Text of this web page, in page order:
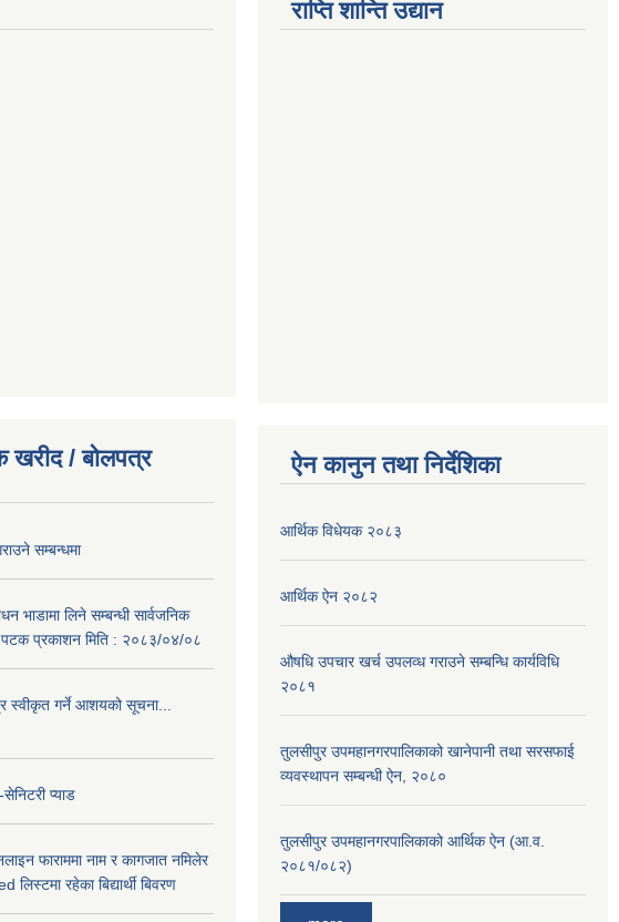
खरीद / बोलपत्र
सम्बन्धमा
भाडामा लिने सम्बन्धी सार्वजनिक
पटक प्रकाशन मिति : २०८३/०४/०८
स्वीकृत गर्ने आशयको सूचना...
प्याड
फाराममा नाम र कागजात नमिलेर
रहेका बिद्यार्थी बिवरण
राप्ति शान्ति उद्यान
ऐन कानुन तथा निर्देशिका
आर्थिक विधेयक २०८३
आर्थिक ऐन २०८२
औषधि उपचार खर्च उपलव्ध गराउने सम्बन्धि कार्यविधि
२०८१
तुलसीपुर उपमहानगरपालिकाको खानेपानी तथा सरसफाई
व्यवस्थापन सम्बन्धी ऐन, २०८०
तुलसीपुर उपमहानगरपालिकाको आर्थिक ऐन (आ.व.
२०८१/०८२)